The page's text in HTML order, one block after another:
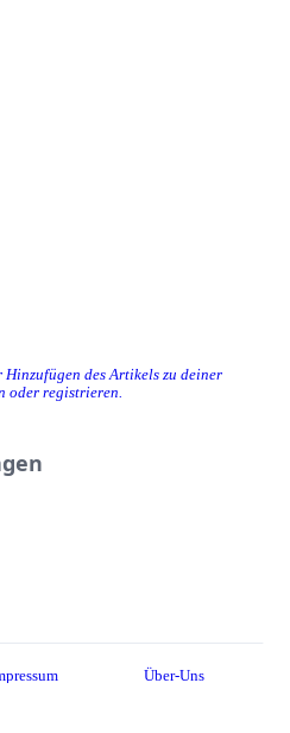
Hinzufügen des Artikels zu deiner
oder registrieren.
Über-Uns